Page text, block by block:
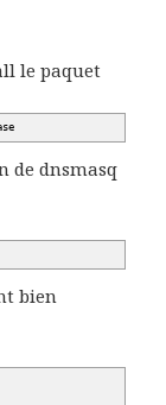
le paquet
de dnsmasq
bien